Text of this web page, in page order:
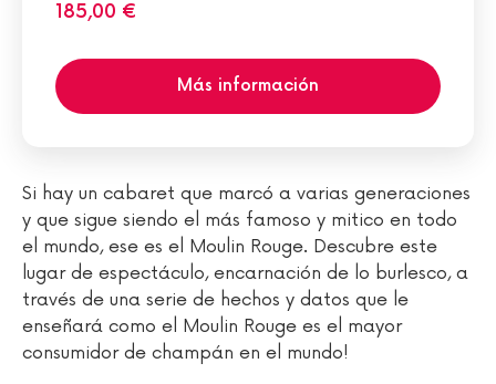
185,00 €
Más información
Si hay un cabaret que marcó a varias generaciones
y que sigue siendo el más famoso y mitico en todo
el mundo, ese es el Moulin Rouge. Descubre este
lugar de espectáculo, encarnación de lo burlesco, a
través de una serie de hechos y datos que le
enseñará como el Moulin Rouge es el mayor
consumidor de champán en el mundo!